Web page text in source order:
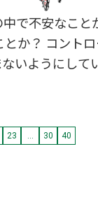
で不安なこ
とか？ コント
いようにして
の銘としてお
・・・・・
す。 下記ま
23 30
40